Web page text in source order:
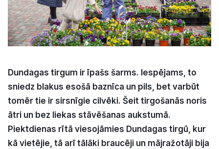
Video
Vieta
Sludinājumi
Pasākumi
Reklāma
Dundagas tirgum ir īpašs šarms. Iespējams, to
sniedz blakus esošā baznīca un pils, bet varbūt
tomēr tie ir sirsnīgie cilvēki. Šeit tirgošanās noris
ātri un bez liekas stāvēšanas aukstumā.
Piektdienas rītā viesojāmies Dundagas tirgū, kur
kā vietējie, tā arī tālāki braucēji un mājražotāji bija